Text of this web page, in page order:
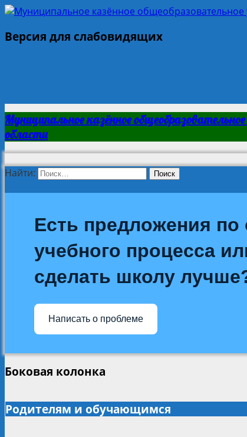
Версия для слабовидящих
Муниципальное казённое
области
Найти:
Есть предложения по
учебного процесса
сделать школу
Написать о проблеме
Боковая колонка
Родителям и обучающимся